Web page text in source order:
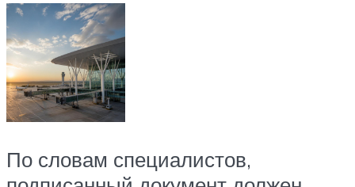
По словам специалистов,